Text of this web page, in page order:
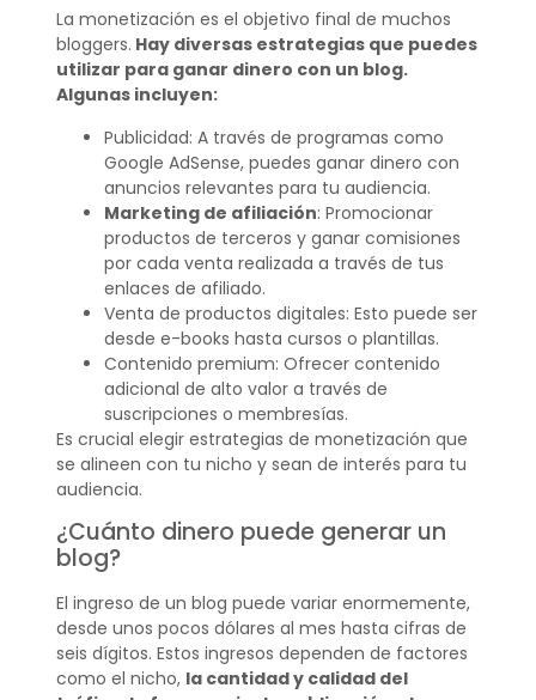
La monetización es el objetivo final de muchos
bloggers. Hay diversas estrategias que puedes
utilizar para ganar dinero con un blog.
Algunas incluyen:
Publicidad: A través de programas como
Google AdSense, puedes ganar dinero con
anuncios relevantes para tu audiencia.
Marketing de afiliación: Promocionar
productos de terceros y ganar comisiones
por cada venta realizada a través de tus
enlaces de afiliado.
Venta de productos digitales: Esto puede ser
desde e-books hasta cursos o plantillas.
Contenido premium: Ofrecer contenido
adicional de alto valor a través de
suscripciones o membresías.
Es crucial elegir estrategias de monetización que
se alineen con tu nicho y sean de interés para tu
audiencia.
¿Cuánto dinero puede generar un
blog?
El ingreso de un blog puede variar enormemente,
desde unos pocos dólares al mes hasta cifras de
seis dígitos. Estos ingresos dependen de factores
como el nicho, la cantidad y calidad del